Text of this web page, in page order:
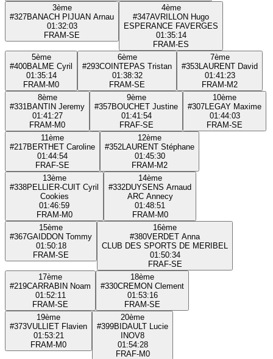
3ème
#327BANACH PIJUAN Arnau
01:32:03
FRAM-SE
4ème
#347AVRILLON Hugo
ESPERANCE FAVERGES
01:35:14
FRAM-ES
5ème
#400BALME Cyril
01:35:14
FRAM-M0
6ème
#293COINTEPAS Tristan
01:38:32
FRAM-SE
7ème
#353 LAURENT David
01:41:23
FRAM-M2
8ème
#331 BANTIN Jeremy
01:41:27
FRAM-M0
9ème
#357BOUCHET Justine
01:41:54
FRAF-SE
10ème
#307 LEGAY Maxime
01:44:03
FRAM-SE
11ème
#217BERTHET Caroline
01:44:54
FRAF-SE
12ème
#352 LAURENT Stéphane
01:45:30
FRAM-M2
13ème
#338PELLIER-CUIT Cyril
Cookies
01:46:59
FRAM-M0
14ème
#332DUYSENS Arnaud
ARC Annecy
01:48:51
FRAM-M0
15ème
#367GAIDDON Tommy
01:50:18
FRAM-SE
16ème
#380VERDET Anna
CLUB DES SPORTS DE MERIBEL
01:50:34
FRAF-SE
17ème
#219CARRABIN Noam
01:52:11
FRAM-SE
18ème
#330CREMON Clement
01:53:16
FRAM-SE
19ème
#373VULLIET Flavien
01:53:21
FRAM-M0
20ème
#399BIDAULT Lucie
INOV8
01:54:28
FRAF-M0